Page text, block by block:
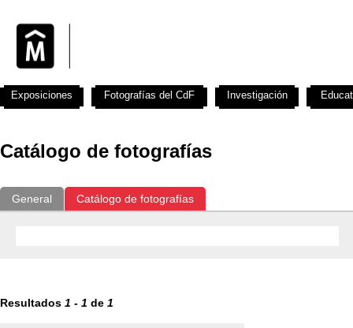
Catálogo de fotografías
General Catálogo de fotografías
Resultados 1 - 1 de 1
Exposiciones Fotografías del CdF Investigación